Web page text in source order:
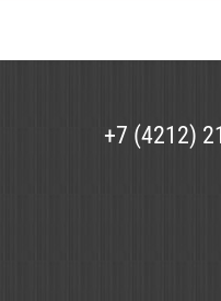
+7 (4212)